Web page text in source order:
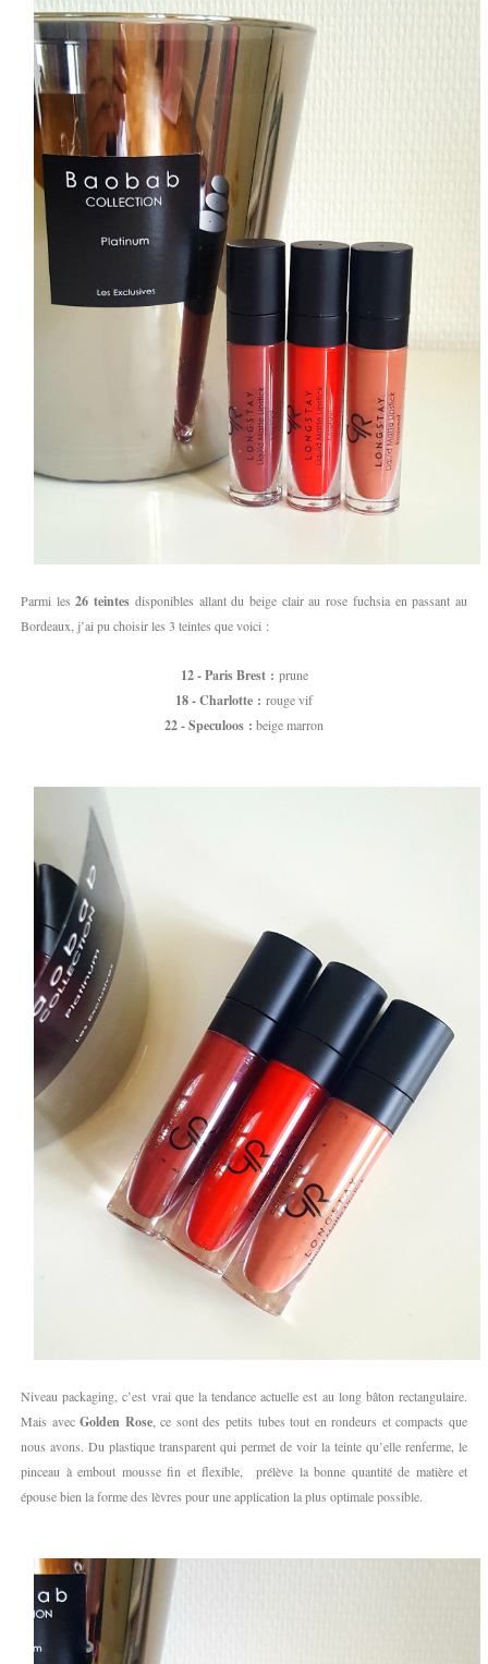
Parmi les26 teintes disponibles allant du beige clair au rose fuchsia en passant au
Bordeaux, j’ai pu choisir les 3 teintes que voici :
12 - Paris Brest : prune
18 - Charlotte : rouge vif
22 - Speculoos : beige marron
Niveau packaging, c’est vrai que la tendance actuelle est au long bâton rectangulaire.
Mais avecGolden Rose, ce sont des petits tubes tout en rondeurs et compacts que
nous avons. Du plastique transparent qui permet de voir la teinte qu’elle renferme, le
pinceau à embout mousse fin et flexible, prélève la bonne quantité de matière et
épouse bien la forme des lèvres pour une application la plus optimale possible.